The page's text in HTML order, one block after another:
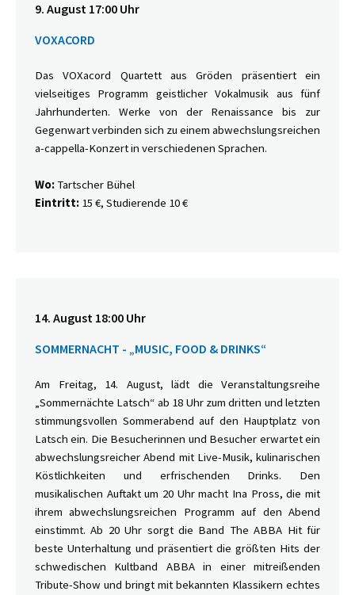
9. August 17:00 Uhr
VOXACORD
Das VOXacord Quartett aus Gröden präsentiert ein
vielseitiges Programm geistlicher Vokalmusik aus fünf
Jahrhunderten. Werke von der Renaissance bis zur
Gegenwart verbinden sich zu einem abwechslungsreichen
a-cappella-Konzert in verschiedenen Sprachen.
Wo:Tartscher Bühel
Eintritt: 15 €, Studierende 10 €
14. August 18:00 Uhr
SOMMERNACHT - „MUSIC, FOOD & DRINKS“
Am Freitag, 14. August, lädt die Veranstaltungsreihe
„Sommernächte Latsch“ ab 18 Uhr zum dritten und letzten
stimmungsvollen Sommerabend auf den Hauptplatz von
Latsch ein. Die Besucherinnen und Besucher erwartet ein
abwechslungsreicher Abend mit Live-Musik, kulinarischen
Köstlichkeiten und erfrischenden Drinks. Den
musikalischen Auftakt um 20 Uhr macht Ina Pross, die mit
ihrem abwechslungsreichen Programm auf den Abend
einstimmt. Ab 20 Uhr sorgt die Band The ABBA Hit für
beste Unterhaltung und präsentiert die größten Hits der
schwedischen Kultband ABBA in einer mitreißenden
Tribute-Show und bringt mit bekannten Klassikern echtes